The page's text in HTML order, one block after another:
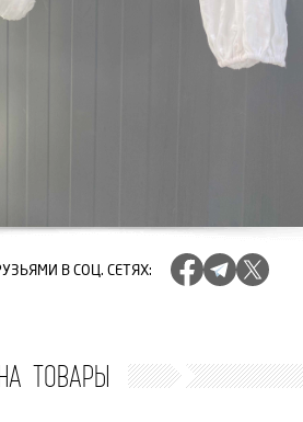
В СОЦ. СЕТЯХ:
ТОВАРЫ